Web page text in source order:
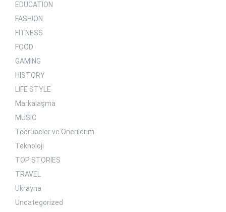
EDUCATION
FASHION
FITNESS
FOOD
GAMING
HISTORY
LIFE STYLE
Markalaşma
MUSIC
Tecrübeler ve Önerilerim
Teknoloji
TOP STORIES
TRAVEL
Ukrayna
Uncategorized